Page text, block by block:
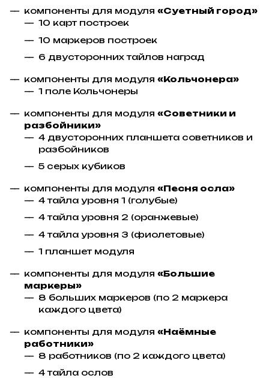
компоненты для модуля «Суетный город»
10 карт построек
10 маркеров построек
6 двусторонних тайлов наград
компоненты для модуля «Кольчонера»
1 поле Кольчонеры
компоненты для модуля «Советники и
разбойники»
4 двусторонних планшета советников и
разбойников
5 серых кубиков
компоненты для модуля «Песня осла»
4 тайла уровня 1 (голубые)
4 тайла уровня 2 (оранжевые)
4 тайла уровня 3 (фиолетовые)
1 планшет модуля
компоненты для модуля «Большие
маркеры»
8 больших маркеров (по 2 маркера
каждого цвета)
компоненты для модуля «Наёмные
работники»
8 работников (по 2 каждого цвета)
4 тайла ослов